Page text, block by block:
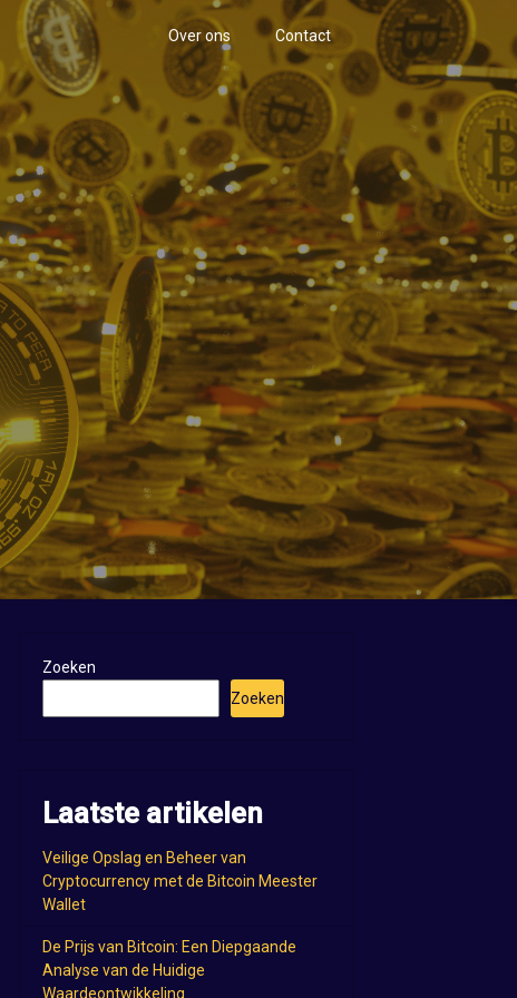
Over ons Contact
Zoeken
Zoeken
Laatste artikelen
Veilige Opslag en Beheer van
Cryptocurrency met de Bitcoin Meester
Wallet
De Prijs van Bitcoin: Een Diepgaande
Analyse van de Huidige
Waardeontwikkeling